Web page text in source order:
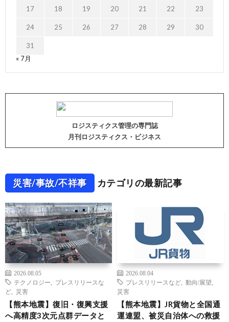
17 18 19 20 21 22 23
24 25 26 27 28 29 30
31
« 7月
ロジスティクス管理の専門誌
月刊ロジスティクス・ビジネス
災害/事故/不祥事 カテゴリの最新記事
2026.08.05
テクノロジー
プレスリリースな
ど
災害
【熊本地震】復旧・復興支援
へ高精度3次元点群データと
2026.08.04
プレスリリースなど
動向/展望
災害
【熊本地震】JR貨物と全国通
運連盟、被災自治体への救援